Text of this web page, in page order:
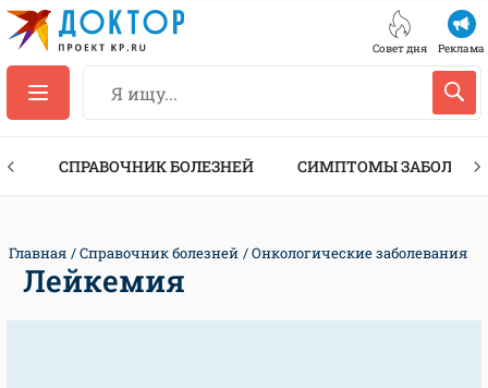
Совет дня Реклама
СПРАВОЧНИК БОЛЕЗНЕЙ СИМПТОМЫ
Главная Справочник болезней Онкологические заболевания
Лейкемия